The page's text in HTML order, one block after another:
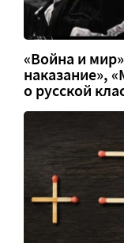
«Война и
наказание»,
о русской